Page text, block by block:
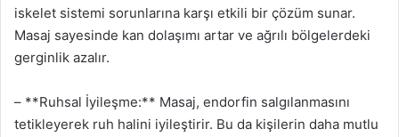
iskelet sistemi sorunlarına karşı etkili bir çözüm sunar.
Masaj sayesinde kan dolaşımı artar ve ağrılı bölgelerdeki
gerginlik azalır.
– **Ruhsal İyileşme:** Masaj, endorfin salgılanmasını
tetikleyerek ruh halini iyileştirir. Bu da kişilerin daha mutlu